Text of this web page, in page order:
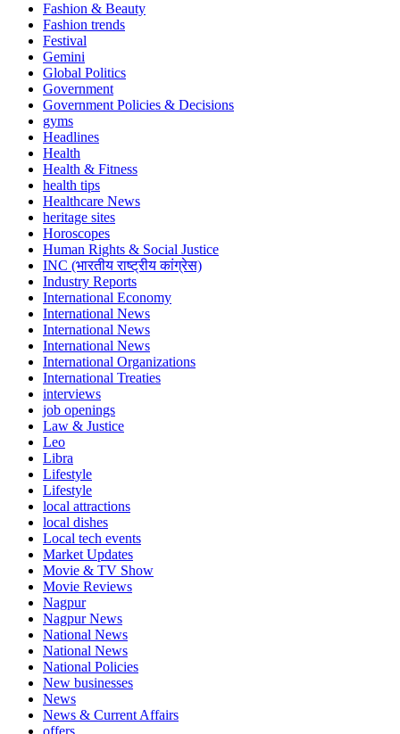
Fashion & Beauty
Fashion trends
Festival
Gemini
Global Politics
Government
Government Policies & Decisions
gyms
Headlines
Health
Health & Fitness
health tips
Healthcare News
heritage sites
Horoscopes
Human Rights & Social Justice
INC (भारतीय राष्ट्रीय कांग्रेस)
Industry Reports
International Economy
International News
International News
International News
International Organizations
International Treaties
interviews
job openings
Law & Justice
Leo
Libra
Lifestyle
Lifestyle
local attractions
local dishes
Local tech events
Market Updates
Movie & TV Show
Movie Reviews
Nagpur
Nagpur News
National News
National News
National Policies
New businesses
News
News & Current Affairs